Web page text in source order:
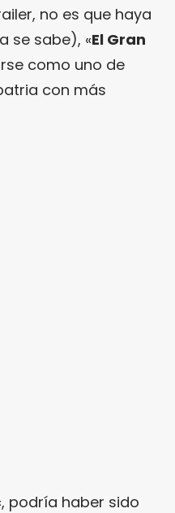
no es que haya
se sabe), «El Gran
como uno de
con más
podría haber sido